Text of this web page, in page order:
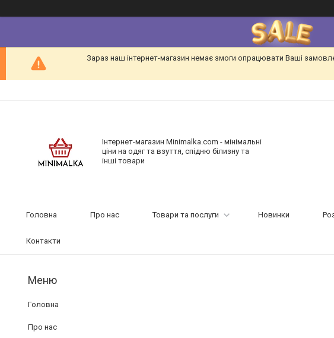
Зараз наш інтернет-магазин немає змоги опрацювати Ваші
Інтернет-магазин Minimalka.com - мінімальні
ціни на одяг та взуття, спідню білизну та
інші товари
Головна Про нас Товари та послуги Новинки
Контакти
Головна
Про нас